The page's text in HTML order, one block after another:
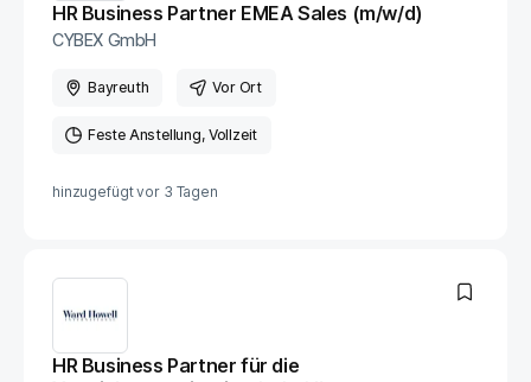
HR Business Partner EMEA Sales (m/w/d)
CYBEX GmbH
Bayreuth Vor Ort
Feste Anstellung Vollzeit
hinzugefügt vor 3 Tagen
HR Business Partner für die